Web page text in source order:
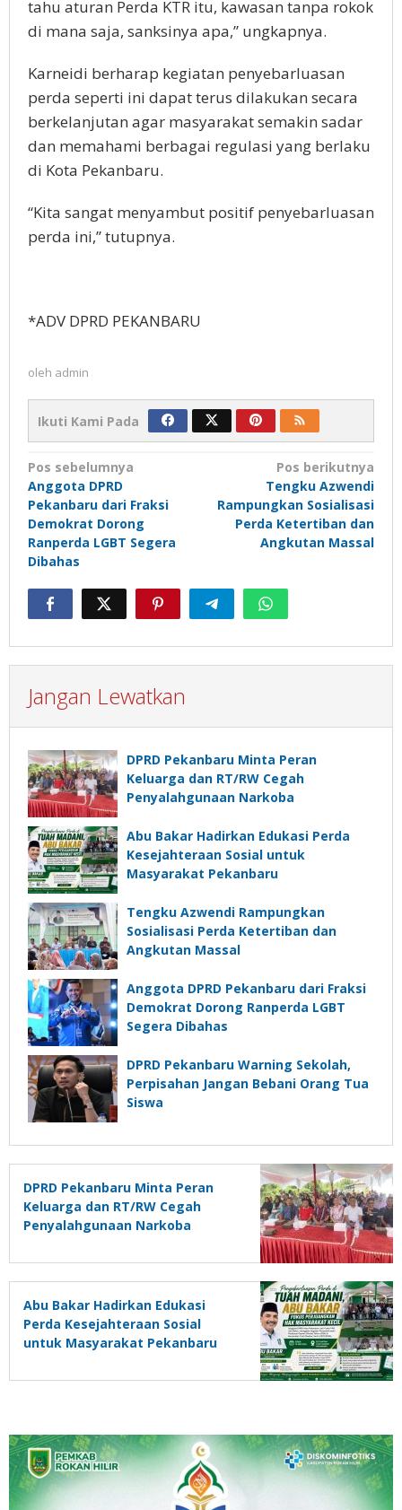
tahu aturan Perda KTR itu, kawasan tanpa rokok
di mana saja, sanksinya apa,” ungkapnya.
Karneidi berharap kegiatan penyebarluasan
perda seperti ini dapat terus dilakukan secara
berkelanjutan agar masyarakat semakin sadar
dan memahami berbagai regulasi yang berlaku
di Kota Pekanbaru.
“Kita sangat menyambut positif penyebarluasan
perda ini,” tutupnya.
*ADV DPRD PEKANBARU
oleh admin
Ikuti Kami Pada
Navigasi
pos
Pos sebelumnya
Anggota DPRD
Pekanbaru dari Fraksi
Demokrat Dorong
Ranperda LGBT Segera
Dibahas
Pos berikutnya
Tengku Azwendi
Rampungkan Sosialisasi
Perda Ketertiban dan
Angkutan Massal
Jangan Lewatkan
DPRD Pekanbaru Minta Peran
Keluarga dan RT/RW Cegah
Penyalahgunaan Narkoba
Abu Bakar Hadirkan Edukasi Perda
Kesejahteraan Sosial untuk
Masyarakat Pekanbaru
Tengku Azwendi Rampungkan
Sosialisasi Perda Ketertiban dan
Angkutan Massal
Anggota DPRD Pekanbaru dari Fraksi
Demokrat Dorong Ranperda LGBT
Segera Dibahas
DPRD Pekanbaru Warning Sekolah,
Perpisahan Jangan Bebani Orang Tua
Siswa
DPRD Pekanbaru Minta Peran
Keluarga dan RT/RW Cegah
Penyalahgunaan Narkoba
Abu Bakar Hadirkan Edukasi
Perda Kesejahteraan Sosial
untuk Masyarakat Pekanbaru